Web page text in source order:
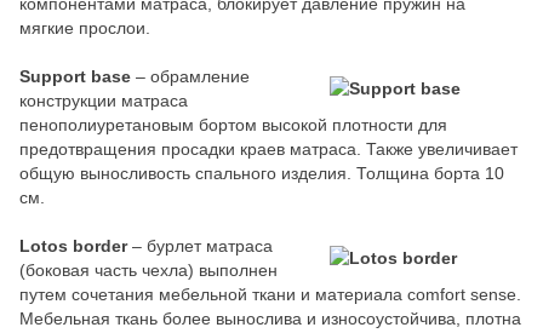
мягкие прослои.
Support base – обрамление
конструкции матраса
пенополиуретановым бортом высокой плотности для
предотвращения просадки краев матраса. Также увеличивает
общую выносливость спального изделия. Толщина борта 10
см.
Lotos border– бурлет матраса
(боковая часть чехла) выполнен
путем сочетания мебельной ткани и материала comfort sense.
Мебельная ткань более вынослива и износоустойчива, плотна